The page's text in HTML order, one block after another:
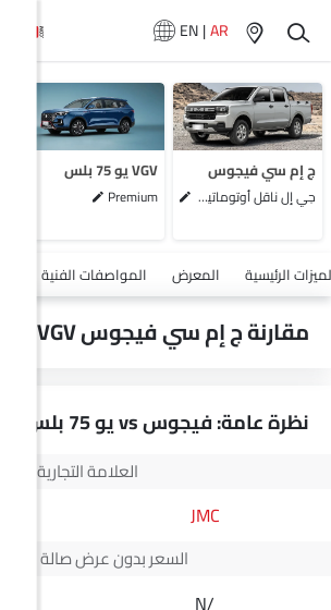
EN|AR
ج إم سي فيجوس
جي إل ناقل أوتوماتيكي دفع ثنائي يورو 4
VGV يو 75 بلس
Premium
الرئيسية المعرض المواصفات الفنية
مقارنة ج إم سي فيجوس vs VGV يو 75 بلس
نظرة عامة: فيجوس vs يو 75 بلس
العلامة التجارية
JMC
السعر بدون عرض صالة العرض*
N/A